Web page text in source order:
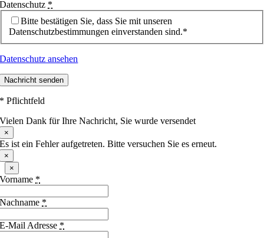
Datenschutz *
Bitte bestätigen Sie, dass Sie mit unseren
Datenschutzbestimmungen einverstanden sind.*
Datenschutz ansehen
Nachricht senden
* Pflichtfeld
Vielen Dank für Ihre Nachricht, Sie wurde versendet
×
Es ist ein Fehler aufgetreten. Bitte versuchen Sie es erneut.
×
×
Vorname *
Nachname *
E-Mail Adresse *